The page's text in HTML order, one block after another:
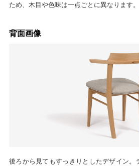
ため、木目や色味は一点ごとに異なります。
背面画像
後ろから見てもすっきりとしたデザイン。